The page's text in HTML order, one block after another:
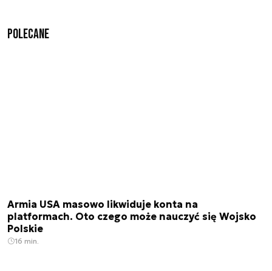
Polecane
Armia USA masowo likwiduje konta na
platformach. Oto czego może nauczyć się Wojsko
Polskie
16 min.